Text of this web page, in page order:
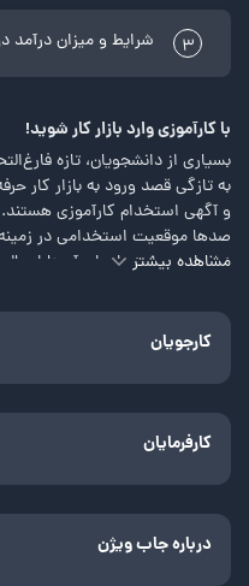
3 شرایط و میزان درآمد
با کارآموزی وارد بازار کار شوید!‍
بسیاری از دانشجویان، تازه
به تازگی قصد ورود به بازار کار
و آگهی استخدام کارآموزی
صد‌ها موقعیت استخدامی در
درخواست خود را برای آن‌ها ارسال
کارآموزی یا کارورزی به هر
دوره‌ها در زمینه شغلی موردنظر
تجربه خود را برای ورود به دنیای
کارآموز در بسیاری از شرکت‌های
میزان درآمد استخدام کارآموزی
پایین است. اما اگر ارزش آموزش
نظر بگیریم، می‌بینیم که این
هدف از کارآموزی چیست؟
مشاهده بیشتر
کارجویان
کارفرمایان
درباره جاب ویژن